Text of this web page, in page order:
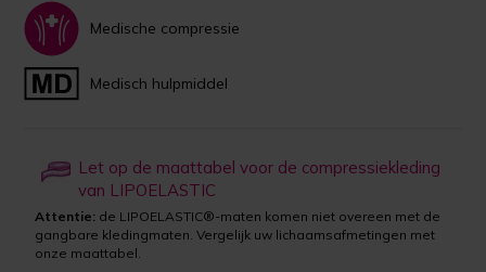
Medische compressie
Medisch hulpmiddel
Let op de maattabel voor de compressiekleding
van LIPOELASTIC
Attentie: de LIPOELASTIC®-maten komen niet overeen met de
gangbare kledingmaten. Vergelijk uw lichaamsafmetingen met
onze maattabel.